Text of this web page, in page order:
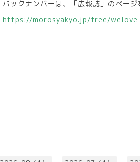
バックナンバーは、「広報誌」のページ
https://morosyakyo.jp/free/